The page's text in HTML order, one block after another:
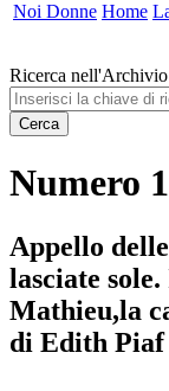
Noi Donne Home
Ricerca nell'Archivio
Cerca
Numero
Appello
lasciate
Mathieu,la
di Edith Piaf